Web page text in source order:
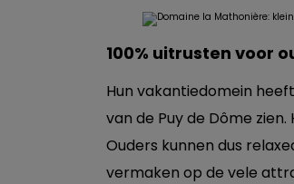
100% uitrusten voor
Hun vakantiedomein
van de Puy de Dôme
Ouders kunnen dus
vermaken op de vele